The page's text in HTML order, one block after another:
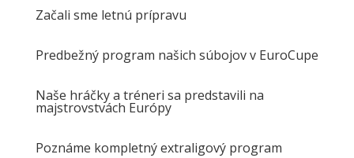
Začali sme letnú prípravu
Predbežný program našich súbojov v EuroCupe
Naše hráčky a tréneri sa predstavili na
majstrovstvách Európy
Poznáme kompletný extraligový program